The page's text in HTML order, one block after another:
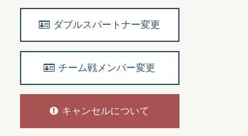
ダブルスパートナー変更
チーム戦メンバー変更
キャンセルについて